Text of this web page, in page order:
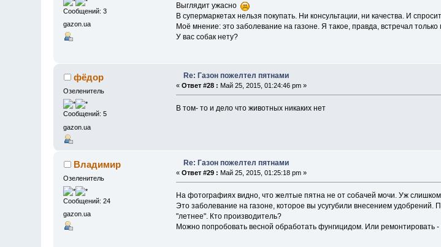
Сообщений: 3
gazon.ua
Выглядит ужасно
В супермаркетах нельзя покупать. Ни консультации, ни качества. И
Моё мнение: это заболевание на газоне. Я такое, правда, встречал
У вас собак нету?
фёдор
Озеленитель
Сообщений: 5
gazon.ua
Re: Газон пожелтел пятнами
« Ответ #28 : Май 25, 2015, 01:24:46 pm »
В том- то и дело что животных никаких нет
Владимир
Озеленитель
Сообщений: 24
gazon.ua
Re: Газон пожелтел пятнами
« Ответ #29 : Май 25, 2015, 01:25:18 pm »
На фотографиях видно, что желтые пятна не от собачей мочи. Уж
Это заболевание на газоне, которое вы усугубили внесением
"летнее". Кто производитель?
Можно попробовать весной обработать фунгицидом. Или ремонтировать -